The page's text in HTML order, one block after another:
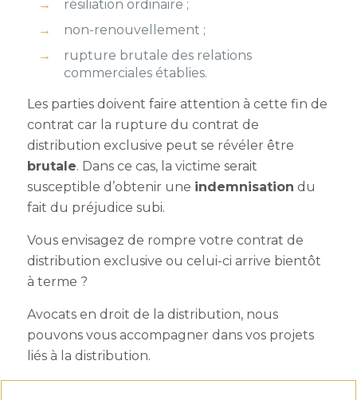
résiliation ordinaire ;
non-renouvellement ;
rupture brutale des relations
commerciales établies.
Les parties doivent faire attention à cette fin de
contrat car la rupture du contrat de
distribution exclusive peut se révéler être
brutale. Dans ce cas, la victime serait
susceptible d’obtenir une indemnisation du
fait du préjudice subi.
Vous envisagez de rompre votre contrat de
distribution exclusive ou celui-ci arrive bientôt
à terme ?
Avocats en droit de la distribution, nous
pouvons vous accompagner dans vos projets
liés à la distribution.